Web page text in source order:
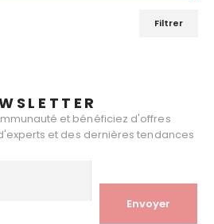
Filtrer
et bénéficiez d'offres
et des dernières tendances